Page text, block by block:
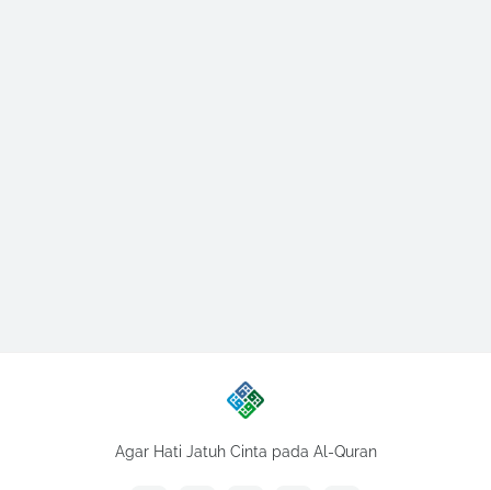
Agar Hati Jatuh Cinta pada Al-Quran